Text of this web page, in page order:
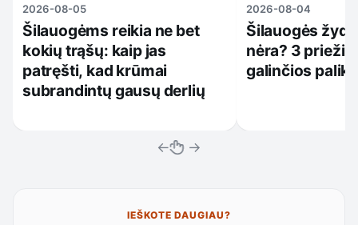
2026-08-05
Šilauogėms reikia ne bet
kokių trąšų: kaip jas
patręšti, kad krūmai
subrandintų gausų derlių
2026-08-04
Šilauogės
nėra? 3
galinčios
← →
IEŠKOTE DAUGIAU?